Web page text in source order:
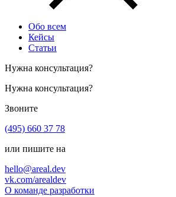
Обо всем
Кейсы
Статьи
Нужна консультация?
Нужна консультация?
Звоните
(495) 660 37 78
или пишите на
hello@areal.dev
vk.com/arealdev
О команде разработки